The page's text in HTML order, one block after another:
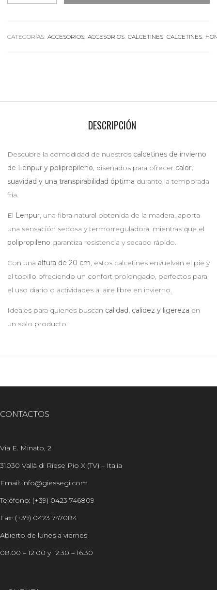
CATEGORÍAS: ACCESORIOS, ACCESORIOS, CALCETINES, CALCETINES,
DESCRIPCIÓN
Descubre la comodidad de nuestros calcetines de invierno
de Lenpur y polipropileno, diseñados para ofrecer calor,
suavidad y una transpirabilidad óptima durante la temporada
fría.
El Lenpur, una fibra natural obtenida de la madera, aporta
una sensación sedosa y termorreguladora, mientras que el
polipropileno garantiza resistencia y secado rápido.
Con una altura de 20 cm, estos calcetines envuelven el pie y
el tobillo ofreciendo un confort prolongado, perfectos para
el uso diario o actividades al aire libre en invierno.
Ideales para quienes buscan calidad, calidez y ligereza en
un solo producto.
CONTACTOS
Via E. Minato, 2
31030 Vallà di Riese Pio X (TV) – Italia
Email: info@giessegi.com
Teléfono: (+39) 0423 746809
Fax: (+39) 0423 747084
Abierto de lunes a viernes
08.00 – 12.00 y 12.30 – 16.30